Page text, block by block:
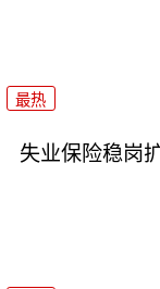
最热
失业保险稳岗